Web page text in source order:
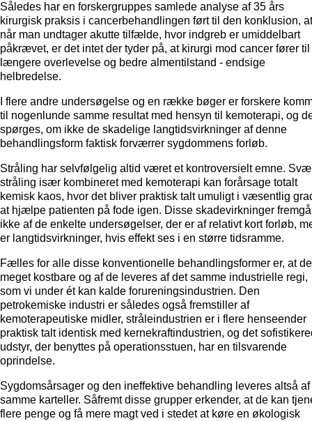
Således har en forskergruppes samlede analyse af 35 års
kirurgisk praksis i cancerbehandlingen ført til den konklusion, at
når man undtager akutte tilfælde, hvor indgreb er umiddelbart
påkrævet, er det intet der tyder på, at kirurgi mod cancer fører til
længere overlevelse og bedre almentilstand - endsige
helbredelse.
I flere andre undersøgelse og en række bøger er forskere
til nogenlunde samme resultat med hensyn til kemoterapi, og
spørges, om ikke de skadelige langtidsvirkninger af denne
behandlingsform faktisk forværrer sygdommens forløb.
Stråling har selvfølgelig altid været et kontroversielt emne.
stråling især kombineret med kemoterapi kan forårsage totalt
kemisk kaos, hvor det bliver praktisk talt umuligt i væsentlig
at hjælpe patienten på fode igen. Disse skadevirkninger
ikke af de enkelte undersøgelser, der er af relativt kort forløb,
er langtidsvirkninger, hvis effekt ses i en større tidsramme.
Fælles for alle disse konventionelle behandlingsformer er, at
meget kostbare og af de leveres af det samme industrielle regi,
som vi under ét kan kalde forureningsindustrien. Den
petrokemiske industri er således også fremstiller af
kemoterapeutiske midler, stråleindustrien er i flere henseender
praktisk talt identisk med kernekraftindustrien, og det
udstyr, der benyttes på operationsstuen, har en tilsvarende
oprindelse.
Sygdomsårsager og den ineffektive behandling leveres altså af
samme karteller. Såfremt disse grupper erkender, at de kan
flere penge og få mere magt ved i stedet at køre en økologisk